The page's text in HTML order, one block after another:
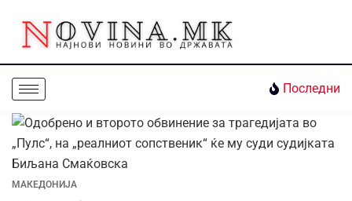
Последни
МАКЕДОНИЈА